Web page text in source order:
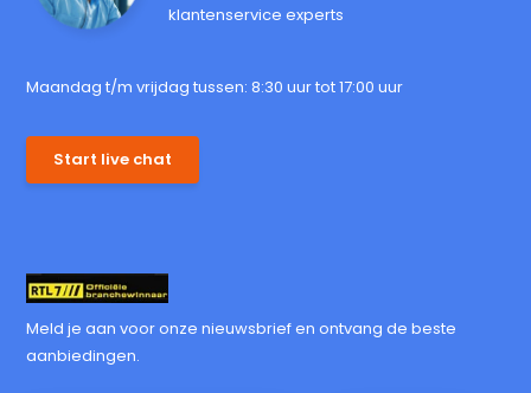
klantenservice experts
Maandag t/m vrijdag tussen: 8:30 uur tot 17:00 uur
Start live chat
Meld je aan voor onze nieuwsbrief en ontvang de beste
aanbiedingen.